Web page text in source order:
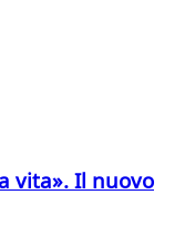
vita». Il nuovo